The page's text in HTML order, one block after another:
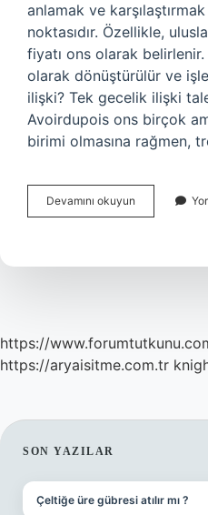
anlamak ve
noktasıdır. Özellikle,
fiyatı ons olarak
olarak dönüştürülür ve
ilişki? Tek gecelik ilişki
Avoirdupois ons birçok
birimi olmasına rağmen,
Devamını okuyun
Neyin
https://
https://aryaisitme.com.tr
SIDEBAR
SON YAZILAR
Çeltiğe üre gübresi atılır mı ?